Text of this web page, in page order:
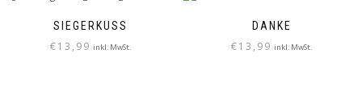
SIEGERKUSS
€13,99 inkl. MwSt.
DANKE
€13,99 inkl. MwSt.